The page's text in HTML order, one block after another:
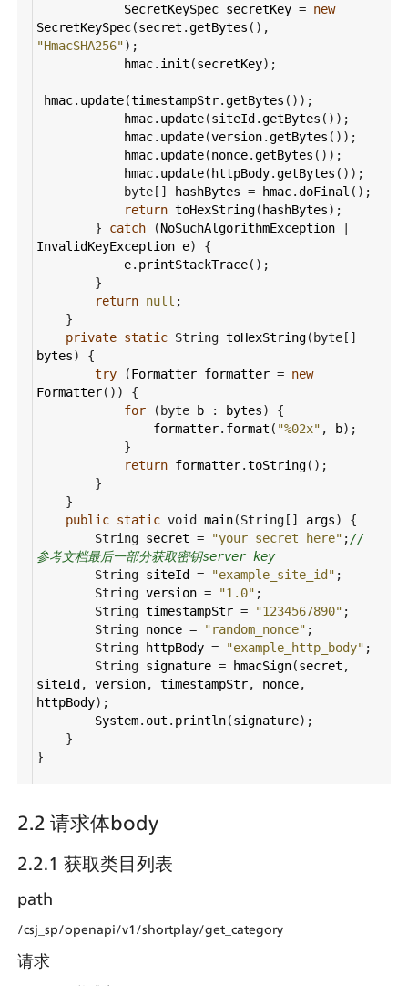
SecretKeySpec secretKey = new
SecretKeySpec(secret .getBytes
"HmacSHA256");
hmac. init (secretKey);
hmac. update(timestampStr.getBytes ());
hmac. update(siteId .getBytes ());
hmac. update(version.getBytes ());
hmac. update(nonce.getBytes ());
hmac. update( httpBody.getBytes ());
byte [] hashBytes = hmac.doFinal ();
return toHexString( hashBytes);
} catch (NoSuchAlgorithmException
InvalidKeyException e) {
e. printStackTrace();
}
return null ;
}
private static String toHexString( byte
bytes) {
try (Formatter formatter = new
Formatter()) {
for ( byte b : bytes) {
formatter. format ( "%02x" , b);
}
return formatter.toString();
}
}
public static void main(String [] args) {
String secret = "your_secret_here" ;//
参考文档最后一部分获取密钥server key
String siteId = "example_site_id" ;
String version = "1.0" ;
String timestampStr = "1234567890" ;
String nonce = "random_nonce" ;
String
httpBody = "example_http_body" ;
String signature = hmacSign(secret
siteId , version, timestampStr, nonce
httpBody);
System. out . println(signature);
}
}
2.2 请求体body
2.2.1 获取类目列表
path
/csj_sp/openapi/v1/shortplay/get_category
请求